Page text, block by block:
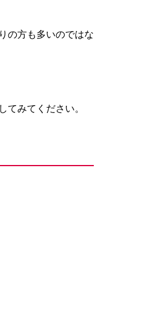
の方も多いのではな
てみてください。